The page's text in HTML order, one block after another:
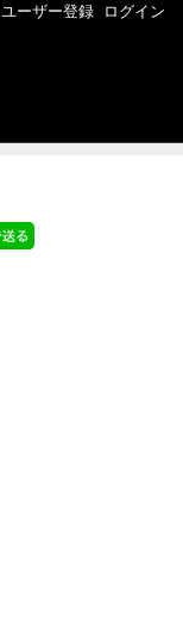
ユーザー登録 ログイン